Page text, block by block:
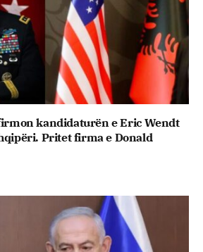
kandidaturën e Eric Wendt
Pritet firma e Donald